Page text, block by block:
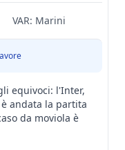
VAR: Marini
equivoci: l'Inter,
andata la partita
da moviola è